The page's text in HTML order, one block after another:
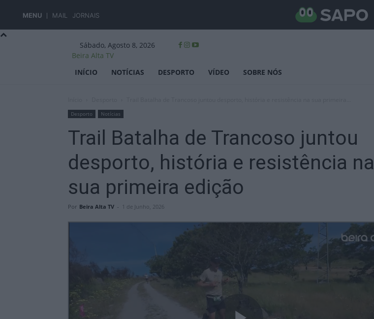
MENU MAIL JORNAIS
Sábado, Agosto 8, 2026
Beira Alta TV
INÍCIO
NOTÍCIAS DESPORTO VÍDEO SOBRE NÓS
Desporto Notícias
Trail Batalha de Trancoso juntou
desporto, história e resistência na
sua primeira edição
Por Beira Alta TV - 1 de Junho, 2026